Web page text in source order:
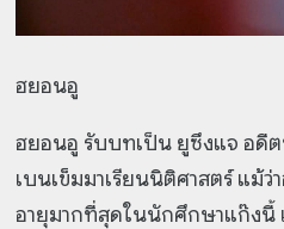
ฮยอนอู
ฮยอนอู รับบทเป็น ยูซึงแจ อดี
เบนเข็มมาเรียนนิติศาสตร์ แม้
อายุมากที่สุดในนักศึกษาแก๊งนี้